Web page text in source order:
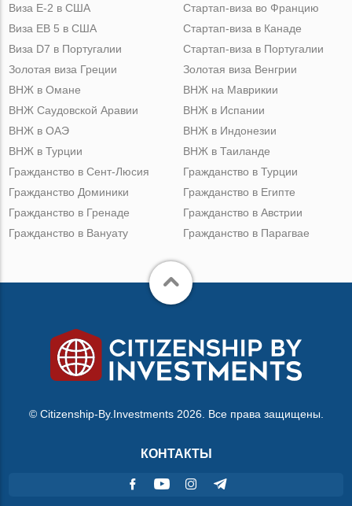
Виза Е-2 в США
Виза ЕВ 5 в США
Виза D7 в Португалии
Золотая виза Греции
Стартап-виза во Францию
Стартап-виза в Канаде
Стартап-виза в Португалии
Золотая виза Венгрии
ВНЖ в Омане
ВНЖ Саудовской Аравии
ВНЖ в ОАЭ
ВНЖ в Турции
ВНЖ на Маврикии
ВНЖ в Испании
ВНЖ в Индонезии
ВНЖ в Таиланде
Гражданство в Сент-Люсия
Гражданство Доминики
Гражданство в Гренаде
Гражданство в Вануату
Гражданство в Турции
Гражданство в Египте
Гражданство в Австрии
Гражданство в Парагвае
© Citizenship-By.Investments 2026. Все права защищены.
КОНТАКТЫ